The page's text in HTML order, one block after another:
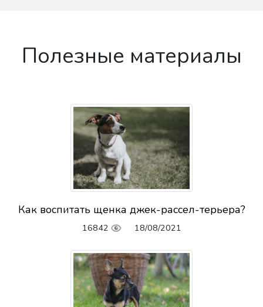
Полезные материалы
Как воспитать щенка джек-рассел-терьера?
16842 18/08/2021